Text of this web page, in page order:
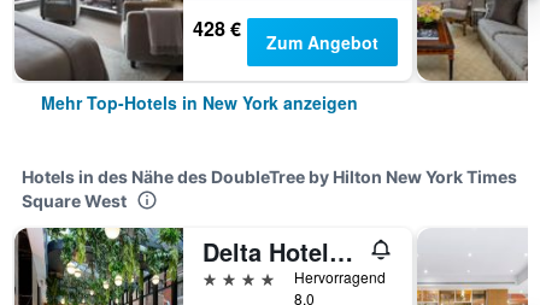
428 € Zum Angebot
Mehr Top-Hotels in New York anzeigen
Hotels in des Nähe des DoubleTree by Hilton New York Times
Square West
Delta Hotels by Marriott New York Times Square
4 Sterne
Hervorragend
8,0